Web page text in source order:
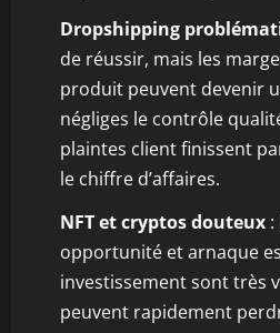
Dropshipping
de réussir, mais les
produit peuvent devenir
négliges le contrôle
plaintes client finissent
le chiffre d’affaires.
NFT et cryptos douteux
opportunité et arnaque
investissement sont très
peuvent rapidement